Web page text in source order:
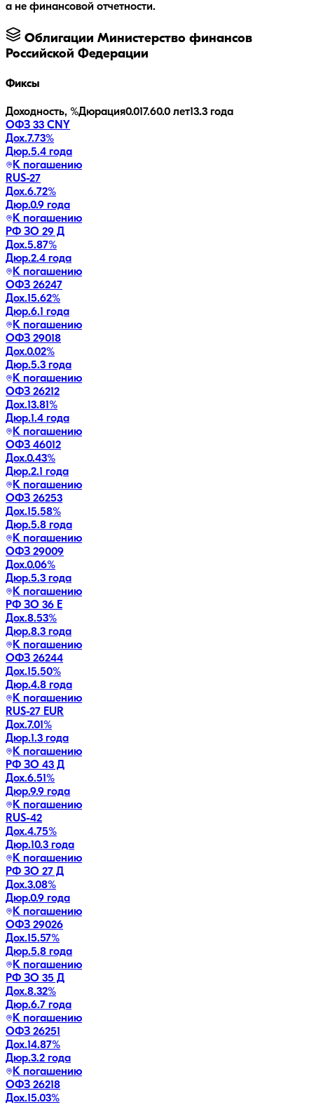
а не финансовой отчетности.
Облигации Министерство финансов
Российской Федерации
Фиксы
Доходность, %Дюрация0.017.60.0 лет13.3 года
ОФЗ 33 CNY
Дох.7.73%
Дюр.5.4 года
К погашению
RUS-27
Дох.6.72%
Дюр.0.9 года
К погашению
РФ ЗО 29 Д
Дох.5.87%
Дюр.2.4 года
К погашению
ОФЗ 26247
Дох.15.62%
Дюр.6.1 года
К погашению
ОФЗ 29018
Дох.0.02%
Дюр.5.3 года
К погашению
ОФЗ 26212
Дох.13.81%
Дюр.1.4 года
К погашению
ОФЗ 46012
Дох.0.43%
Дюр.2.1 года
К погашению
ОФЗ 26253
Дох.15.58%
Дюр.5.8 года
К погашению
ОФЗ 29009
Дох.0.06%
Дюр.5.3 года
К погашению
РФ ЗО 36 Е
Дох.8.53%
Дюр.8.3 года
К погашению
ОФЗ 26244
Дох.15.50%
Дюр.4.8 года
К погашению
RUS-27 EUR
Дох.7.01%
Дюр.1.3 года
К погашению
РФ ЗО 43 Д
Дох.6.51%
Дюр.9.9 года
К погашению
RUS-42
Дох.4.75%
Дюр.10.3 года
К погашению
РФ ЗО 27 Д
Дох.3.08%
Дюр.0.9 года
К погашению
ОФЗ 29026
Дох.15.57%
Дюр.5.8 года
К погашению
РФ ЗО 35 Д
Дох.8.32%
Дюр.6.7 года
К погашению
ОФЗ 26251
Дох.14.87%
Дюр.3.2 года
К погашению
ОФЗ 26218
Дох.15.03%